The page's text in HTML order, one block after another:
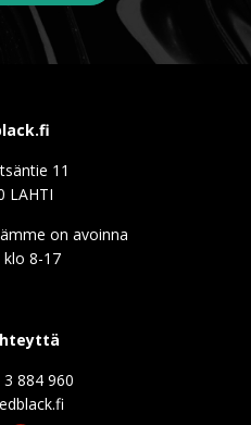
11
LAHTI
on avoinna
8-17
884 960